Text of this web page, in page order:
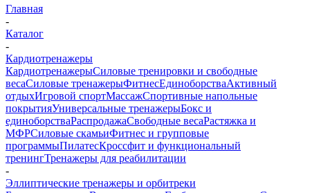
Главная
-
Каталог
-
Кардиотренажеры
КардиотренажерыСиловые тренировки и свободные
весаСиловые тренажерыФитнесЕдиноборстваАктивный
отдыхИгровой спортМассажСпортивные напольные
покрытияУниверсальные тренажерыБокс и
единоборстваРаспродажаСвободные весаРастяжка и
МФРСиловые скамьиФитнес и групповые
программыПилатесКроссфит и функциональный
тренингТренажеры для реабилитации
-
Эллиптические тренажеры и орбитреки